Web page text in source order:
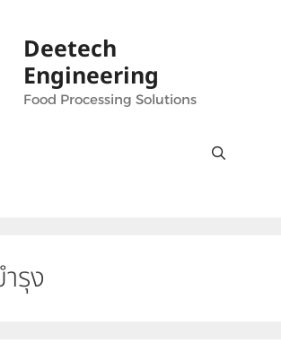
Deetech
Engineering
Food Processing Solutions
รุง